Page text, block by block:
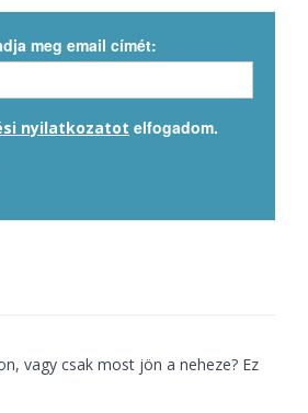
meg email címét:
nyilatkozatot elfogadom.
vagy csak most jön a neheze? Ez